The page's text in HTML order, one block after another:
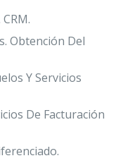
Obtención Del
Y Servicios
De Facturación